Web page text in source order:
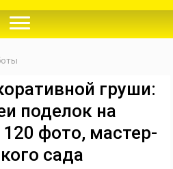
груши:
поделок на
фото, мастер-
сада